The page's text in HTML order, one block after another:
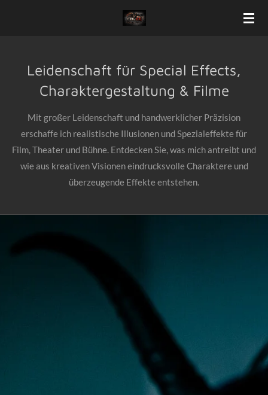
Leidenschaft für Special Effects,
Charaktergestaltung & Filme
Mit großer Leidenschaft und handwerklicher Präzision
erschaffe ich realistische Illusionen und Spezialeffekte für
Film, Theater und Bühne. Entdecken Sie, was mich antreibt und
wie aus kreativen Visionen eindrucksvolle Charaktere und
überzeugende Effekte entstehen.